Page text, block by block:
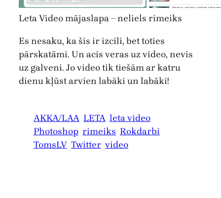
Leta Video mājaslapa – neliels rimeiks
Es nesaku, ka šis ir izcili, bet toties
pārskatāmi. Un acis veras uz video, nevis
uz galveni. Jo video tik tiešām ar katru
dienu kļūst arvien labāki un labāki!
AKKA/LAA LETA leta video
Photoshop rimeiks Rokdarbi
TomsLV Twitter video